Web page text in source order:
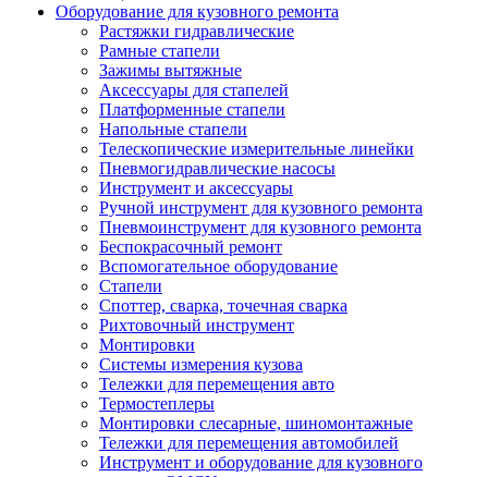
Оборудование для кузовного ремонта
Растяжки гидравлические
Рамные стапели
Зажимы вытяжные
Аксессуары для стапелей
Платформенные стапели
Напольные стапели
Телескопические измерительные линейки
Пневмогидравлические насосы
Инструмент и аксессуары
Ручной инструмент для кузовного ремонта
Пневмоинструмент для кузовного ремонта
Беспокрасочный ремонт
Вспомогательное оборудование
Стапели
Споттер, сварка, точечная сварка
Рихтовочный инструмент
Монтировки
Системы измерения кузова
Тележки для перемещения авто
Термостеплеры
Монтировки слесарные, шиномонтажные
Тележки для перемещения автомобилей
Инструмент и оборудование для кузовного